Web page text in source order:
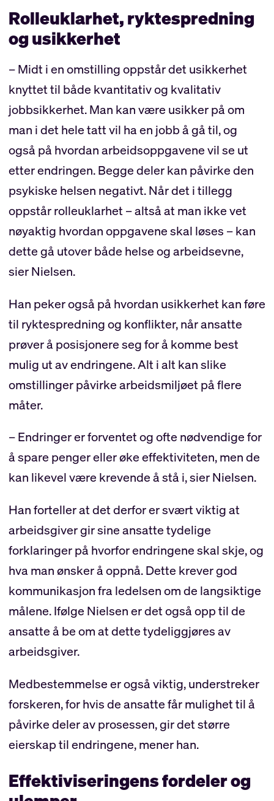
Rolleuklarhet, ryktespredning
og usikkerhet
– Midt i en omstilling oppstår det usikkerhet
knyttet til både kvantitativ og kvalitativ
jobbsikkerhet. Man kan være usikker på om
man i det hele tatt vil ha en jobb å gå til, og
også på hvordan arbeidsoppgavene vil se ut
etter endringen. Begge deler kan påvirke den
psykiske helsen negativt. Når det i tillegg
oppstår rolleuklarhet – altså at man ikke vet
nøyaktig hvordan oppgavene skal løses – kan
dette gå utover både helse og arbeidsevne,
sier Nielsen.
Han peker også på hvordan usikkerhet kan føre
til ryktespredning og konflikter, når ansatte
prøver å posisjonere seg for å komme best
mulig ut av endringene. Alt i alt kan slike
omstillinger påvirke arbeidsmiljøet på flere
måter.
– Endringer er forventet og ofte nødvendige for
å spare penger eller øke effektiviteten, men de
kan likevel være krevende å stå i, sier Nielsen.
Han forteller at det derfor er svært viktig at
arbeidsgiver gir sine ansatte tydelige
forklaringer på hvorfor endringene skal skje, og
hva man ønsker å oppnå. Dette krever god
kommunikasjon fra ledelsen om de langsiktige
målene. Ifølge Nielsen er det også opp til de
ansatte å be om at dette tydeliggjøres av
arbeidsgiver.
Medbestemmelse er også viktig, understreker
forskeren, for hvis de ansatte får mulighet til å
påvirke deler av prosessen, gir det større
eierskap til endringene, mener han.
Effektiviseringens fordeler og